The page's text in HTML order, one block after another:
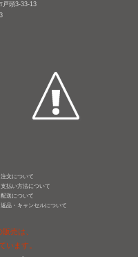
鶴齢 特別純米 越淡麗
55% 無濾過生原
戸頭3-33-13
注文について
支払い方法について
配送について
返品・キャンセルについて
売は、
います。